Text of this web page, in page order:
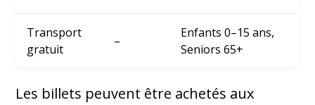
Transport
gratuit
–
Enfants 0–15 ans,
Seniors 65+
Les billets peuvent être achetés aux